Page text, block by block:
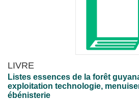
LIVRE
Listes essences de la forêt
exploitation technologie,
ébénisterie